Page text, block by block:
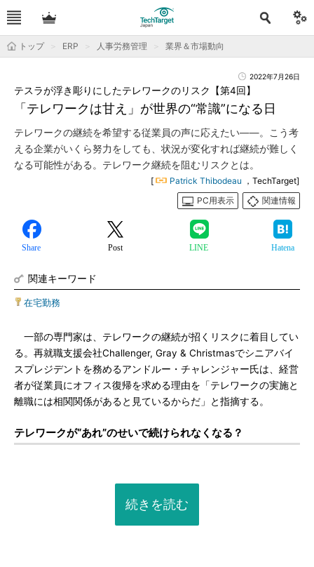
トップ ERP 人事労務管理 業界＆市場動向
2022年7月26日
「テレワークは甘え」が世界の“常識”になる日
テスラが浮き彫りにしたテレワークのリスク【第4回】
テレワークの継続を希望する従業員の声に応えたい――。こう考
える企業がいくら努力をしても、状況が変化すれば継続が難しく
なる可能性がある。テレワーク継続を阻むリスクとは。
[ Patrick Thibodeau ，TechTarget]
PC用表示
関連情報
Share Post LINE Hatena
関連キーワード
在宅勤務
一部の専門家は、テレワークの継続が招くリスクに着目してい
る。再就職支援会社Challenger, Gray & Christmasでシニアバイ
スプレジデントを務めるアンドルー・チャレンジャー氏は、経営
者が従業員にオフィス復帰を求める理由を「テレワークの実施と
離職には相関関係があると見ているからだ」と指摘する。
テレワークが“あれ”のせいで続けられなくなる？
続きを読む